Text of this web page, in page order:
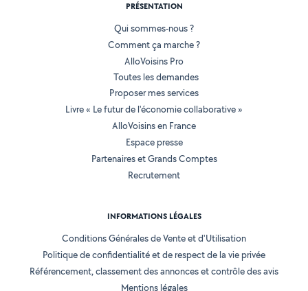
PRÉSENTATION
Qui sommes-nous ?
Comment ça marche ?
AlloVoisins Pro
Toutes les demandes
Proposer mes services
Livre « Le futur de l'économie collaborative »
AlloVoisins en France
Espace presse
Partenaires et Grands Comptes
Recrutement
INFORMATIONS LÉGALES
Conditions Générales de Vente et d'Utilisation
Politique de confidentialité et de respect de la vie privée
Référencement, classement des annonces et contrôle des avis
Mentions légales